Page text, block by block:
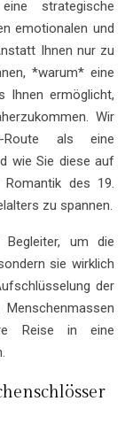
strategische
emotionalen und
Ihnen nur zu
*warum* eine
Ihnen ermöglicht,
Wir
als eine
wie Sie diese auf
des 19.
zu spannen.
um die
sie wirklich
der
Reise in eine